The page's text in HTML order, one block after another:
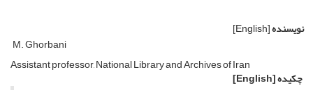
نویسنده[English]
M. Ghorbani
Assistant professor, National Library and Archives of Iran
چکیده[English]